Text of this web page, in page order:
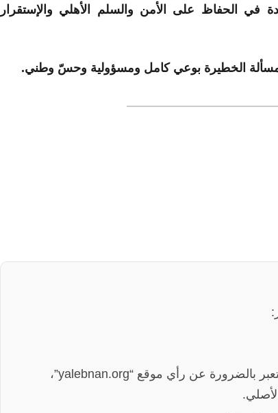
في الحفاظ على الأمن والسلم الأهلي والإستقرار
الخطيرة بوعي كامل ومسؤولية وحسّ وطني.
الآراء والمعلومات الواردة في هذا المقال لا تعبر بالضرورة عن رأي موقع “yalebnan.org”،